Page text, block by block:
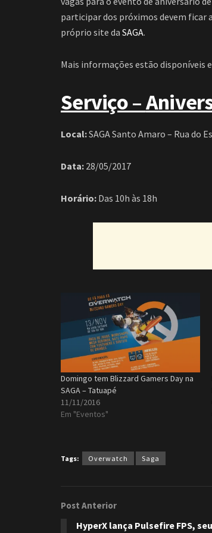
participar dos próximos devem ficar
próprio site da SAGA.
Mais informações estão disponíveis
Serviço –
Local:SAGA Santo Amaro – Rua do
Data: 28/05/2017
Horário: Das 10h às 18h
Domingo tem Blizzard Gamers Day na
SAGA – Tatuapé
11/11/2016
Em "Eventos"
Tags: Overwatch Saga
Post Anterior
HyperX lança Pulsefire FPS,